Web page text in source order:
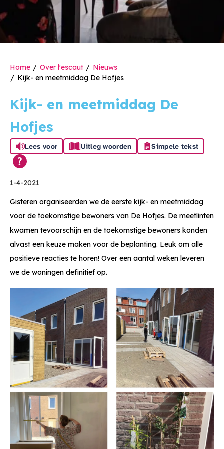
Home Over l'escaut
Nieuws
Kijk- en meetmiddag De Hofjes
Kijk- en meetmiddag De
Hofjes
Lees voor Uitleg woorden Simpele tekst
1-4-2021
Gisteren organiseerden we de eerste kijk- en meetmiddag
voor de toekomstige bewoners van De Hofjes. De meetlinten
kwamen tevoorschijn en de toekomstige bewoners konden
alvast een keuze maken voor de beplanting. Leuk om alle
positieve reacties te horen! Over een aantal weken leveren
we de woningen definitief op.